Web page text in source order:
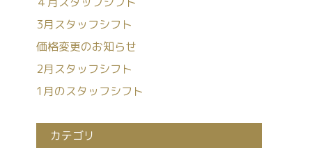
3月スタッフシフト
価格変更のお知らせ
2月スタッフシフト
1月のスタッフシフト
カテゴリ